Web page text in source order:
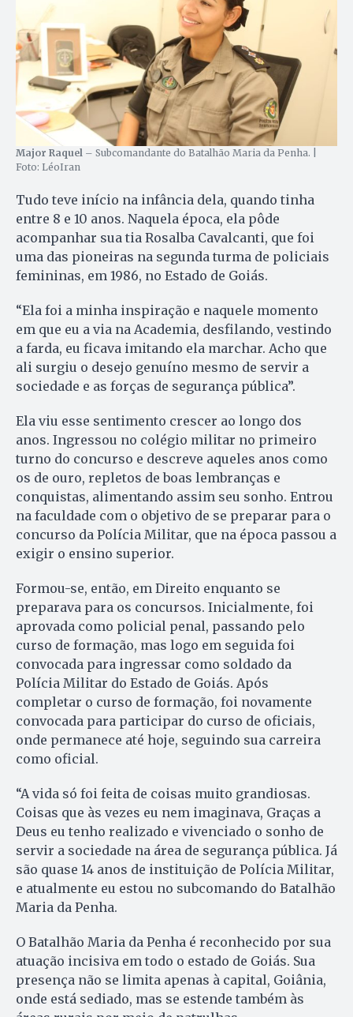
Major Raquel – Subcomandante do Batalhão Maria da Penha. |
Foto: LéoIran
Tudo teve início na infância dela, quando tinha
entre 8 e 10 anos. Naquela época, ela pôde
acompanhar sua tia Rosalba Cavalcanti, que foi
uma das pioneiras na segunda turma de policiais
femininas, em 1986, no Estado de Goiás.
“Ela foi a minha inspiração e naquele momento
em que eu a via na Academia, desfilando, vestindo
a farda, eu ficava imitando ela marchar. Acho que
ali surgiu o desejo genuíno mesmo de servir a
sociedade e as forças de segurança pública”.
Ela viu esse sentimento crescer ao longo dos
anos. Ingressou no colégio militar no primeiro
turno do concurso e descreve aqueles anos como
os de ouro, repletos de boas lembranças e
conquistas, alimentando assim seu sonho. Entrou
na faculdade com o objetivo de se preparar para o
concurso da Polícia Militar, que na época passou a
exigir o ensino superior.
Formou-se, então, em Direito enquanto se
preparava para os concursos. Inicialmente, foi
aprovada como policial penal, passando pelo
curso de formação, mas logo em seguida foi
convocada para ingressar como soldado da
Polícia Militar do Estado de Goiás. Após
completar o curso de formação, foi novamente
convocada para participar do curso de oficiais,
onde permanece até hoje, seguindo sua carreira
como oficial.
“A vida só foi feita de coisas muito grandiosas.
Coisas que às vezes eu nem imaginava, Graças a
Deus eu tenho realizado e vivenciado o sonho de
servir a sociedade na área de segurança pública. Já
são quase 14 anos de instituição de Polícia Militar,
e atualmente eu estou no subcomando do Batalhão
Maria da Penha.
O Batalhão Maria da Penha é reconhecido por sua
atuação incisiva em todo o estado de Goiás. Sua
presença não se limita apenas à capital, Goiânia,
onde está sediado, mas se estende também às